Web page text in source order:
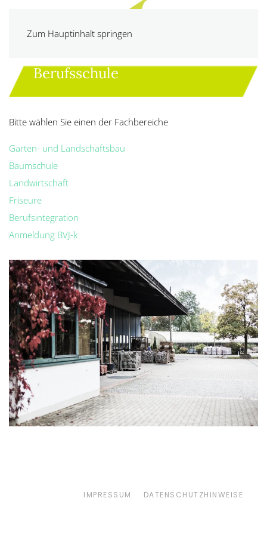
Zum Hauptinhalt springen
Berufsschule
Bitte wählen Sie einen der Fachbereiche
Garten- und Landschaftsbau
Baumschule
Landwirtschaft
Friseure
Berufsintegration
Anmeldung BVJ-k
IMPRESSUM DATENSCHUTZHINWEISE